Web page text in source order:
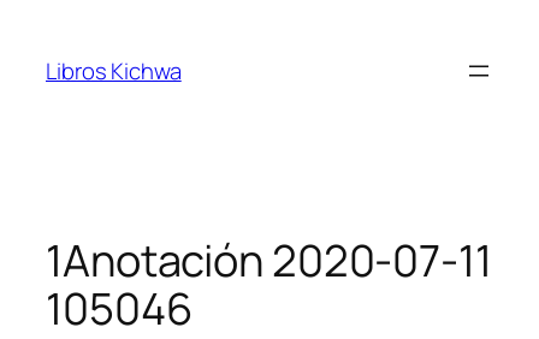
contenido
Libros Kichwa
1Anotación 2020-07-11
105046